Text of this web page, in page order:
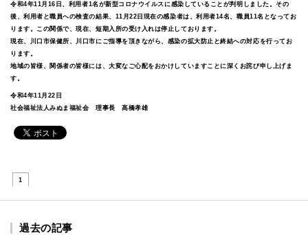
令和4年11月16日、利用者1名が新型コロナウイルスに感染していることが判明しました。その
後、利用者と職員への検査の結果、11月22日現在の感染者は、利用者14名、職員11名となってお
ります。この関係で、現在、短期入所の受け入れは停止しております。
現在、川口市保健所、川口市にご指導を頂きながら、感染の拡大防止と終結への対応を行ってお
ります。
地域の皆様、関係者の皆様には、大変なご心配をおかけしていますことに深くお詫び申し上げま
す。
令和4年11月22日
社会福祉法人みぬま福祉会 理事長 高橋孝雄
1
過去の記事